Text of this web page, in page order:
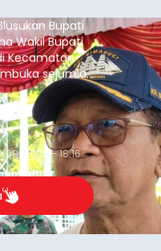
Bupati
Wakil Bupati
Kecamatan
sejumlah
Dari
pertanian
09/2026 - 18:16